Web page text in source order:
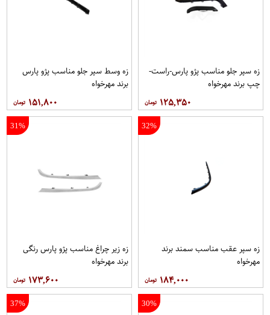
زه سپر جلو مناسب پژو پارس-راست-
چپ برند مهرخواه
۱۲۵,۳۵۰
زه وسط سپر جلو مناسب پژو پارس
برند مهرخواه
۱۵۱,۸۰۰
32%
زه سپر عقب مناسب سمند برند
مهرخواه
۱۸۴,۰۰۰
31%
زه زیر چراغ مناسب پژو پارس رنگی
برند مهرخواه
۱۷۳,۶۰۰
30%
37%